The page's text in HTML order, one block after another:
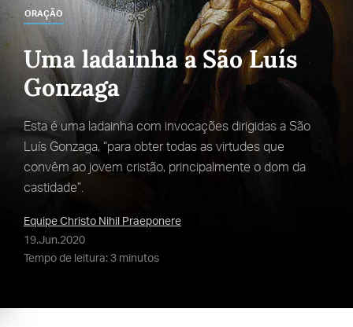
ORAÇÃO
Uma ladainha a São Luís
Gonzaga
Esta é uma ladainha com invocações dirigidas a São
Luís Gonzaga, “para obter todas as virtudes que
convêm ao jovem cristão, principalmente o dom da
castidade”.
Equipe Christo Nihil Praeponere
19.Jun.2020
Tempo de leitura: 3 minutos